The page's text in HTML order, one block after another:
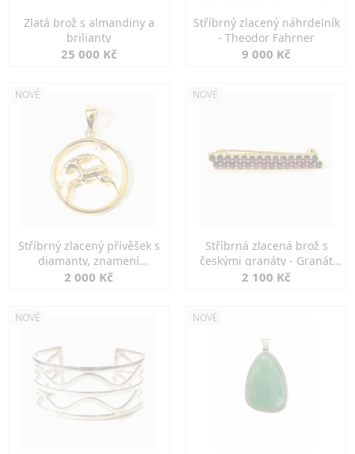
Zlatá brož s almandiny a
brilianty
25 000 Kč
Stříbrný zlacený náhrdelník
- Theodor Fahrner
9 000 Kč
NOVÉ
Stříbrný zlacený přívěšek s
diamanty, znamení
KOZOROH
2 000 Kč
NOVÉ
Stříbrná zlacená brož s
českými granáty - Granát
Turnov
2 100 Kč
NOVÉ NOVÉ